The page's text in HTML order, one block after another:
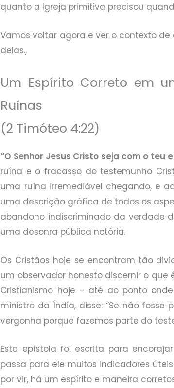
quanto a Igreja primitiva precisou
Vamos voltar agora e ver o contexto
delas.,
Um Espírito Correto em
Ruínas
(2 Timóteo 4:22)
“O Senhor Jesus Cristo seja com o teu
ruína e o fracasso do testemunho
uma ruína irremediável chegando, e
uma descrição gráfica de todos os
abandono indiscriminado da verdade
uma desonra pública notória.
Os Cristãos hoje se encontram tão
um observador honesto discernir o
Cristianismo hoje – até ao ponto
ministro da Índia, disse: “Se não fosse
vergonha porque fazemos parte do
Esta epístola foi escrita para
passa para ele muitos indicadores
por vir, há um espírito e maneira